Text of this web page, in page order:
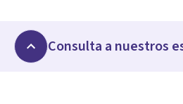
Consulta a nuestros